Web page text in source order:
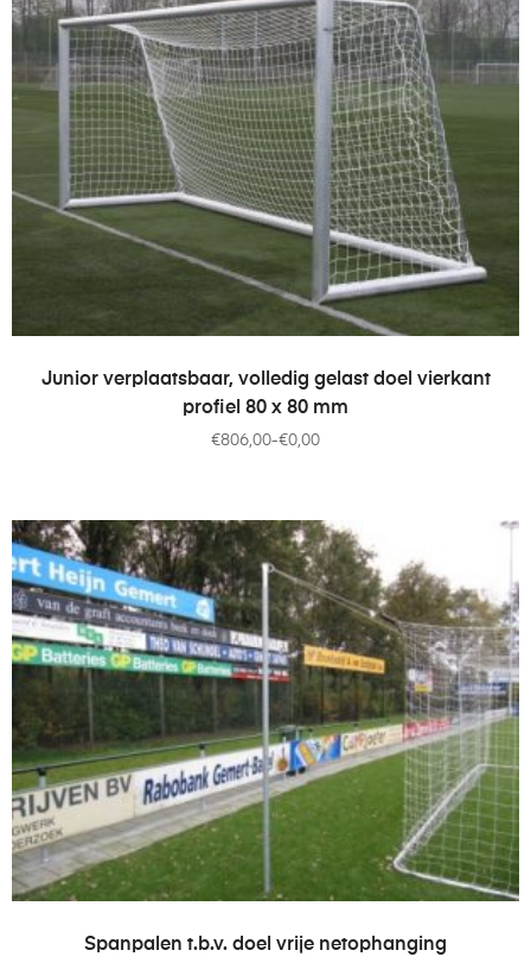
OPTIES SELECTEREN
Junior verplaatsbaar, volledig gelast doel vierkant
profiel 80 x 80 mm
€0,00
-
€806,00
TOEVOEGEN AAN WINKELWAGEN
Spanpalen t.b.v. doel vrije netophanging